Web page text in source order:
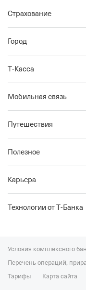
Страхование
Город
Т‑Касса
Мобильная связь
Путешествия
Полезное
Карьера
Технологии от Т‑Банка
Условия комплексного
Перечень операций,
Тарифы
Карта сайта